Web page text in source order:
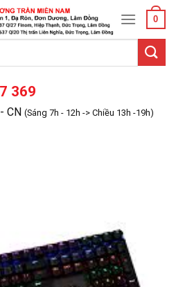
0
369
CN (Sáng 7h - 12h -> Chiều 13h -19h)